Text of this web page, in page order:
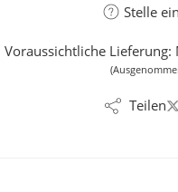
Stelle
Voraussichtliche Lieferung:
Teilen